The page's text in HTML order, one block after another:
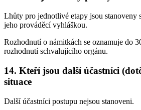
Lhůty pro jednotlivé etapy jsou stanoveny
jeho prováděcí vyhláškou.
Rozhodnutí o námitkách se oznamuje do
rozhodnutí schvalujícího orgánu.
14. Kteří jsou další účastníci
situace
Další účastníci postupu nejsou stanoveni.